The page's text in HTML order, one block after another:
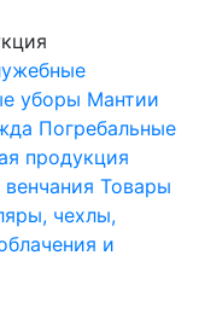
уборы Мантии
Погребальные
продукция
Товары
чехлы,
и